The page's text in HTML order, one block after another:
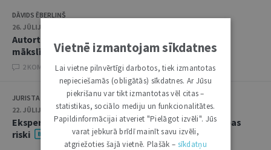
DĀVIDS ĒBERLIŅŠ
26. JŪLIJS 2026 • 08:00
Autortiesību subjekta un objekta juridiskie aspekti
mākslīgā intelekta kontekstā
2 KOMENTĀRI
JURISTA VĀRDS
22. JŪLIJS 2026 • 14:00
Ekspertu saruna jūlijā: krimināltiesības un būvniecības
riski
Vietnē izmantojam sīkdatnes
Lai vietne pilnvērtīgi darbotos, tiek izmantotas
nepieciešamās (obligātās) sīkdatnes. Ar Jūsu
piekrišanu var tikt izmantotas vēl citas –
statistikas, sociālo mediju un funkcionalitātes.
Papildinformācijai atveriet "Pielāgot izvēli". Jūs
varat jebkurā brīdī mainīt savu izvēli,
atgriežoties šajā vietnē. Plašāk – sīkdatņu